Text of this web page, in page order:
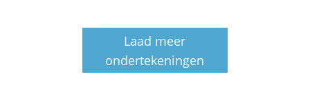
Laad meer
ondertekeningen